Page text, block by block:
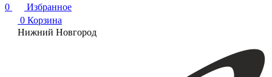
0
Избранное
0 Корзина
Нижний Новгород